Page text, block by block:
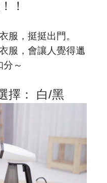
！
服，挺挺出門。
服，會讓人覺得邋
分～
擇： 白/黑